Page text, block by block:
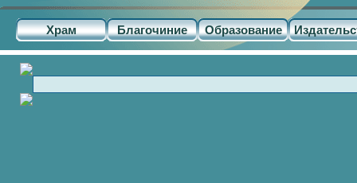
Храм Благочиние Образование